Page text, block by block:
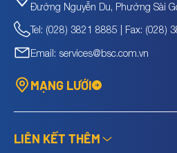
Đường Nguyễn Du, Phường Sài
Tel: (028) 3821 8885 | Fax: (028)
Email: services@bsc.com.vn
MẠNG LƯỚI
LIÊN KẾT THÊM